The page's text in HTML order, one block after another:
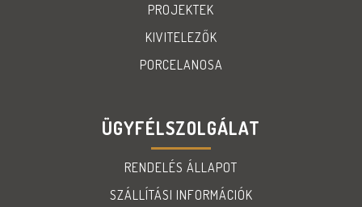
PROJEKTEK
KIVITELEZŐK
PORCELANOSA
ÜGYFÉLSZOLGÁLAT
RENDELÉS ÁLLAPOT
SZÁLLÍTÁSI INFORMÁCIÓK